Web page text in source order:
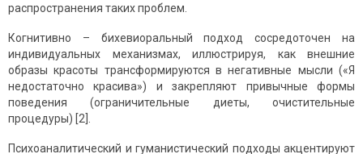
распространения таких проблем.
Когнитивно – бихевиоральный подход сосредоточен на
индивидуальных механизмах, иллюстрируя, как внешние
образы красоты трансформируются в негативные мысли («Я
недостаточно красива») и закрепляют привычные формы
поведения (ограничительные диеты, очистительные
процедуры) [2].
Психоаналитический и гуманистический подходы акцентируют